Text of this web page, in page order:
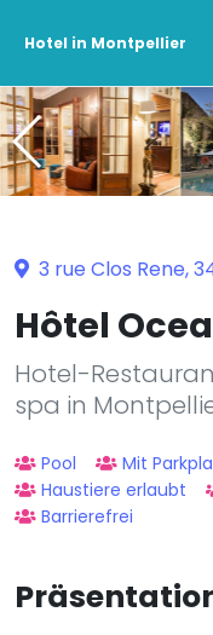
Hotel in Montpellier
3 rue Clos Rene,
Hôtel
Hotel-
spa in
Pool Mit
Haustiere erlaubt
Barrierefrei